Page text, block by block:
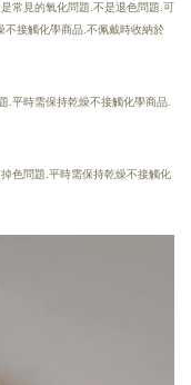
常見的氧化問題.不是退色問題.可
不接觸化學商品.不佩戴時收納於
.平時需保持乾燥不接觸化學商品.
色問題.平時需保持乾燥不接觸化